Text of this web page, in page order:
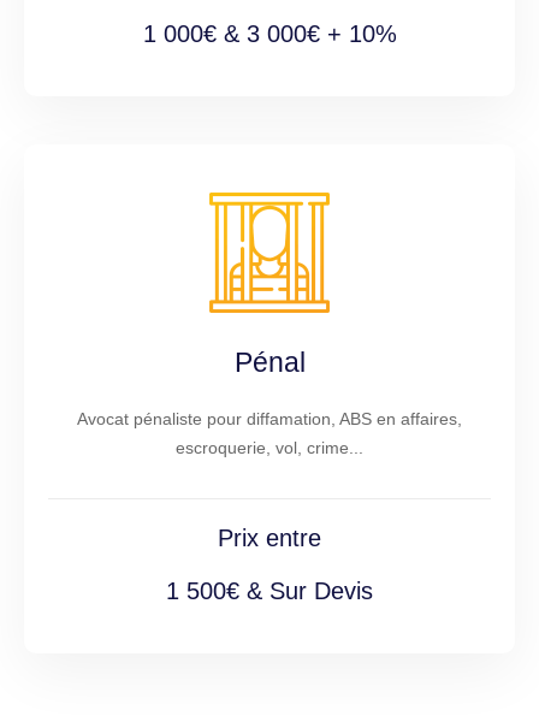
1 000€ & 3 000€ + 10%
Pénal
Avocat pénaliste pour diffamation, ABS en affaires,
escroquerie, vol, crime...
Prix entre
1 500€ & Sur Devis